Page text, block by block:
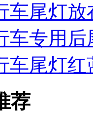
车尾灯放
车专用后
车尾灯
荐